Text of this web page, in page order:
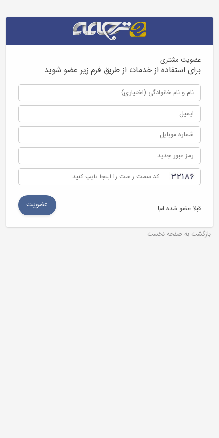
عضویت مشتری
برای استفاده از خدمات از طریق فرم زیر عضو شوید
قبلا عضو شده ام!
بازگشت به صفحه نخست